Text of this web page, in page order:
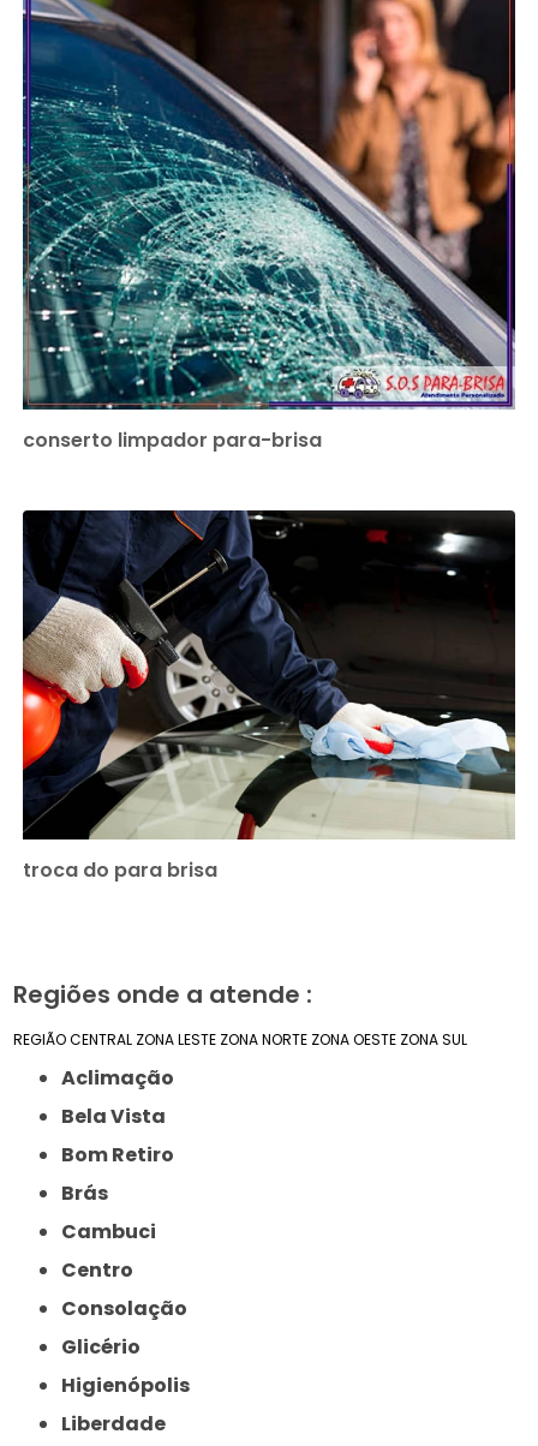
conserto limpador para-brisa
troca do para brisa
Regiões onde a atende :
REGIÃO CENTRAL ZONA LESTE ZONA NORTE ZONA OESTE ZONA SUL
Aclimação
Bela Vista
Bom Retiro
Brás
Cambuci
Centro
Consolação
Glicério
Higienópolis
Liberdade